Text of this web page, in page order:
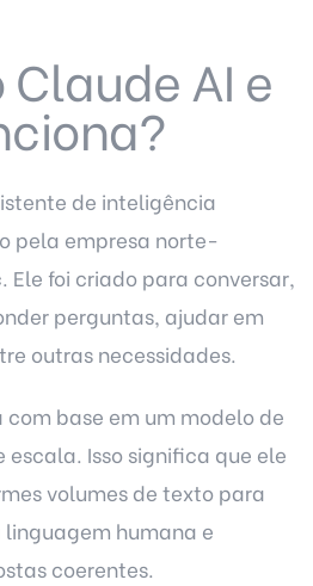
Claude AI e
de inteligência
pela empresa norte-
foi criado para conversar,
perguntas, ajudar em
outras necessidades.
base em um modelo de
Isso significa que ele
volumes de texto para
humana e
coerentes.